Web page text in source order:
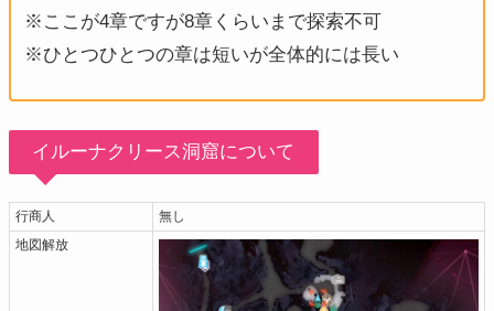
※ここが4章ですが8章くらいまで探索不可
※ひとつひとつの章は短いが全体的には長い
イルーナクリース洞窟について
行商人
無し
地図解放